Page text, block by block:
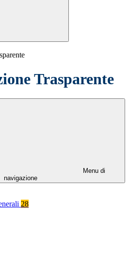
Trasparente
Menu di
navigazione
28